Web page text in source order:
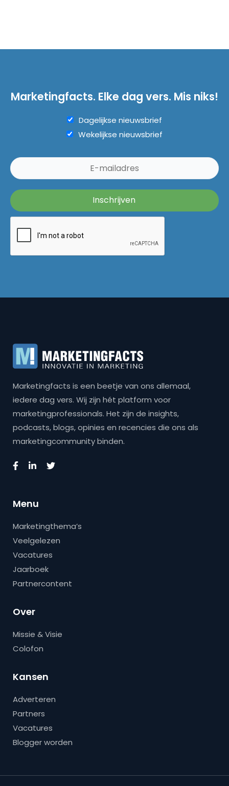
Marketingfacts. Elke dag vers. Mis niks!
Dagelijkse nieuwsbrief
Wekelijkse nieuwsbrief
Marketingfacts is een beetje van ons allemaal,
iedere dag vers. Wij zijn hét platform voor
marketingprofessionals. Het zijn de insights,
podcasts, blogs, opinies en recencies die ons als
marketingcommunity binden.
Menu
Marketingthema’s
Veelgelezen
Vacatures
Jaarboek
Partnercontent
Over
Missie & Visie
Colofon
Kansen
Adverteren
Partners
Vacatures
Blogger worden